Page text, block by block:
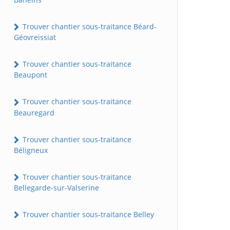
Trouver chantier sous-traitance Béard-
Géovreissiat
Trouver chantier sous-traitance
Beaupont
Trouver chantier sous-traitance
Beauregard
Trouver chantier sous-traitance
Béligneux
Trouver chantier sous-traitance
Bellegarde-sur-Valserine
Trouver chantier sous-traitance Belley